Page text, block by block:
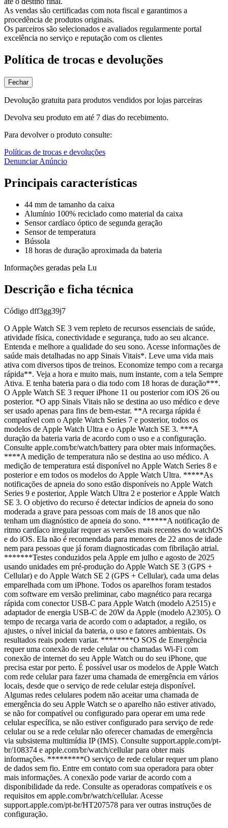
As vendas são certificadas com nota fiscal e garantimos a
procedência de produtos originais.
Os parceiros são selecionados e avaliados regularmente portal
excelência no serviço e reputação com os clientes
Política de trocas e devoluções
Fechar
Devolução gratuita para produtos vendidos por lojas parceiras
Devolva seu produto em até 7 dias do recebimento.
Para devolver o produto consulte:
Políticas de trocas e devoluções
Denunciar Anúncio
Principais características
44 mm de tamanho da caixa
Alumínio 100% reciclado como material da caixa
Sensor cardíaco óptico de segunda geração
Sensor de temperatura
Bússola
18 horas de duração aproximada da bateria
Informações geradas pela Lu
Descrição e ficha técnica
Código dff3gg39j7
O Apple Watch SE 3 vem repleto de recursos essenciais de saúde,
atividade física, conectividade e segurança, tudo ao seu alcance.
Entenda e melhore a qualidade do seu sono. Acesse informações de
saúde mais detalhadas no app Sinais Vitais*. Leve uma vida mais
ativa com diversos tipos de treinos. Economize tempo com a recarga
rápida**. Veja a hora e muito mais, num instante, com a tela Sempre
Ativa. E tenha bateria para o dia todo com 18 horas de duração***.
O Apple Watch SE 3 requer iPhone 11 ou posterior com iOS 26 ou
posterior. *O app Sinais Vitais não se destina ao uso médico e deve
ser usado apenas para fins de bem-estar. **A recarga rápida é
compatível com o Apple Watch Series 7 e posterior, todos os
modelos de Apple Watch Ultra e o Apple Watch SE 3. ***A
duração da bateria varia de acordo com o uso e a configuração.
Consulte apple.com/br/watch/battery para obter mais informações.
****A medição de temperatura não se destina ao uso médico. A
medição de temperatura está disponível no Apple Watch Series 8 e
posterior e em todos os modelos do Apple Watch Ultra. *****As
notificações de apneia do sono estão disponíveis no Apple Watch
Series 9 e posterior, Apple Watch Ultra 2 e posterior e Apple Watch
SE 3. O objetivo do recurso é detectar indícios de apneia do sono
moderada a grave para pessoas com mais de 18 anos que não
tenham um diagnóstico de apneia do sono. ******A notificação de
ritmo cardíaco irregular requer as versões mais recentes do watchOS
e do iOS. Ela não é recomendada para menores de 22 anos de idade
nem para pessoas que já foram diagnosticadas com fibrilação atrial.
*******Testes conduzidos pela Apple em julho e agosto de 2025
usando unidades em pré-produção do Apple Watch SE 3 (GPS +
Cellular) e do Apple Watch SE 2 (GPS + Cellular), cada uma delas
emparelhada com um iPhone. Todos os aparelhos foram testados
com software em versão preliminar, cabo magnético para recarga
rápida com conector USB-C para Apple Watch (modelo A2515) e
adaptador de energia USB-C de 20W da Apple (modelo A2305). O
tempo de recarga varia de acordo com o adaptador, a região, os
ajustes, o nível inicial da bateria, o uso e fatores ambientais. Os
resultados reais podem variar. ********O SOS de Emergência
requer uma conexão de rede celular ou chamadas Wi-Fi com
conexão de internet do seu Apple Watch ou do seu iPhone, que
precisa estar por perto. É possível usar os modelos de Apple Watch
com rede celular para fazer uma chamada de emergência em vários
locais, desde que o serviço de rede celular esteja disponível.
Algumas redes celulares podem não aceitar uma chamada de
emergência do seu Apple Watch se o aparelho não estiver ativado,
se não for compatível ou configurado para operar em uma rede
celular específica, se não estiver configurado para serviço de rede
celular ou se a rede celular não oferecer chamadas de emergência
via subsistema multimídia IP (IMS). Consulte support.apple.com/pt-
br/108374 e apple.com/br/watch/cellular para obter mais
informações. *********O serviço de rede celular requer um plano
de dados sem fio. Entre em contato com sua operadora para obter
mais informações. A conexão pode variar de acordo com a
disponibilidade da rede. Consulte as operadoras compatíveis e os
requisitos em apple.com/br/watch/cellular. Acesse
support.apple.com/pt-br/HT207578 para ver outras instruções de
configuração.